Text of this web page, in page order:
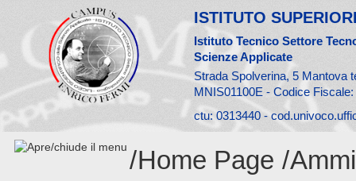
ISTITUTO
Istituto Tecnico Settore
Scienze Applicate
Strada Spolverina, 5 Mantova
MNIS01100E - Codice
ctu: 0313440 -
/Home Page /